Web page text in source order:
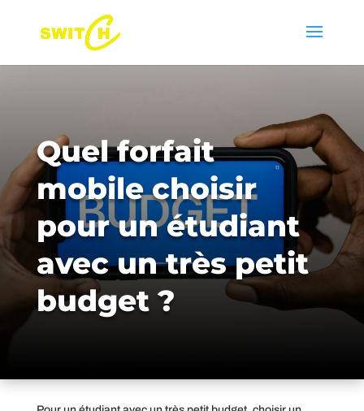
Quel forfait
mobile choisir
pour un étudiant
avec un très petit
budget ?